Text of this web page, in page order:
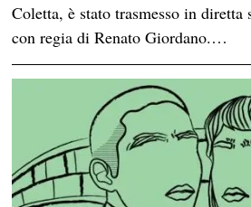
Coletta, è stato trasmesso in diretta
con regia di Renato Giordano.…